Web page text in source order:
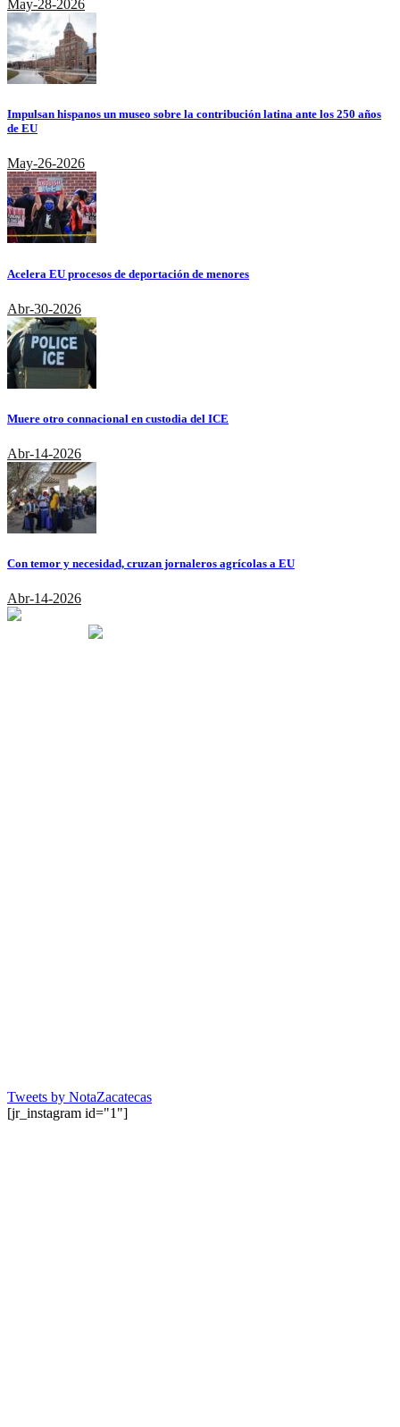
May-28-2026
Impulsan hispanos un museo sobre la contribución latina ante los 250 años
de EU
May-26-2026
Acelera EU procesos de deportación de menores
Abr-30-2026
Muere otro connacional en custodia del ICE
Abr-14-2026
Con temor y necesidad, cruzan jornaleros agrícolas a EU
Abr-14-2026
Tweets by NotaZacatecas
[jr_instagram id="1"]